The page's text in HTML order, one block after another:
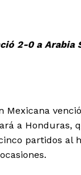
2-0 a
Mexicana
a Honduras,
partidos al